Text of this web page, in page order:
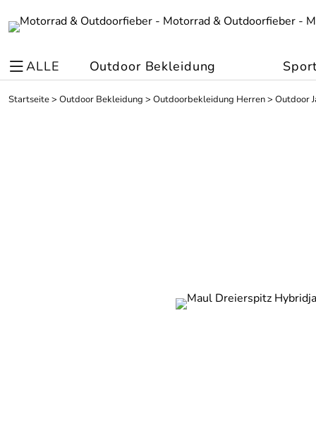
ALLE Outdoor Bekleidung
Startseite> Outdoor Bekleidung > Outdoorbekleidung Herren> Outdoor